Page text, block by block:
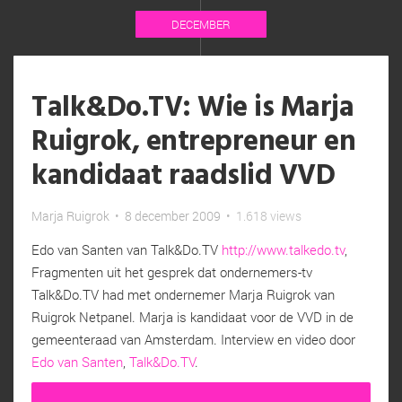
DECEMBER
Talk&Do.TV: Wie is Marja
Ruigrok, entrepreneur en
kandidaat raadslid VVD
Marja Ruigrok • 8 december 2009 • 1.618 views
Edo van Santen van Talk&Do.TV http://www.talkedo.tv,
Fragmenten uit het gesprek dat ondernemers-tv
Talk&Do.TV had met ondernemer Marja Ruigrok van
Ruigrok Netpanel. Marja is kandidaat voor de VVD in de
gemeenteraad van Amsterdam. Interview en video door
Edo van Santen, Talk&Do.TV.